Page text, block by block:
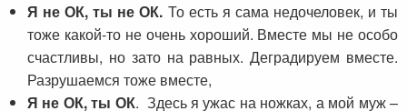
Я не ОК, ты не ОК. То есть я сама недочеловек, и ты
тоже какой-то не очень хороший. Вместе мы не особо
счастливы, но зато на равных. Деградируем вместе.
Разрушаемся тоже вместе,
Я не ОК, ты ОК. Здесь я ужас на ножках, а мой муж –